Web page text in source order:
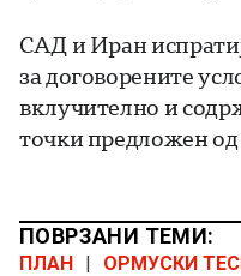
САД и Иран
за договорените
вклучително и
точки предложен
ПОВРЗАНИ ТЕМИ:
ПЛАН | ОРМУСКИ